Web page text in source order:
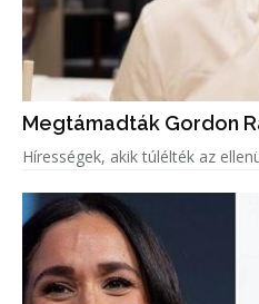
Megtámadták Gordon
Hírességek, akik túlélték az